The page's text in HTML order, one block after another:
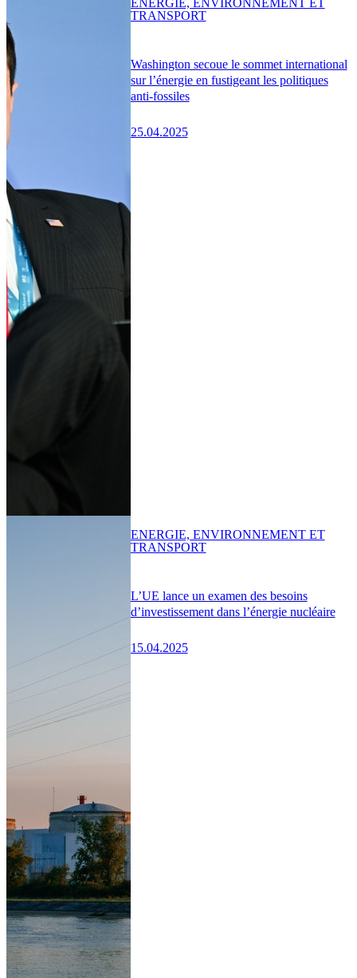
Washington secoue le sommet international
sur l’énergie en fustigeant les politiques
anti-fossiles
25.04.2025
ENERGIE, ENVIRONNEMENT ET
TRANSPORT
L’UE lance un examen des besoins
d’investissement dans l’énergie nucléaire
15.04.2025
ENERGIE, ENVIRONNEMENT ET
TRANSPORT